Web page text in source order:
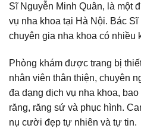
Sĩ Nguyễn Minh Quân, là một
vụ nha khoa tại Hà Nội. Bác
chuyên gia nha khoa có nhiều
Phòng khám được trang bị
nhân viên thân thiện, chuyên
đa dạng dịch vụ nha khoa,
răng, răng sứ và phục hình.
nụ cười đẹp tự nhiên và tự tin.